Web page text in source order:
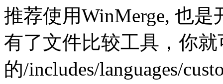
推荐使用WinMerge, 也
有了文件比较工具，你
的/includes/languages/